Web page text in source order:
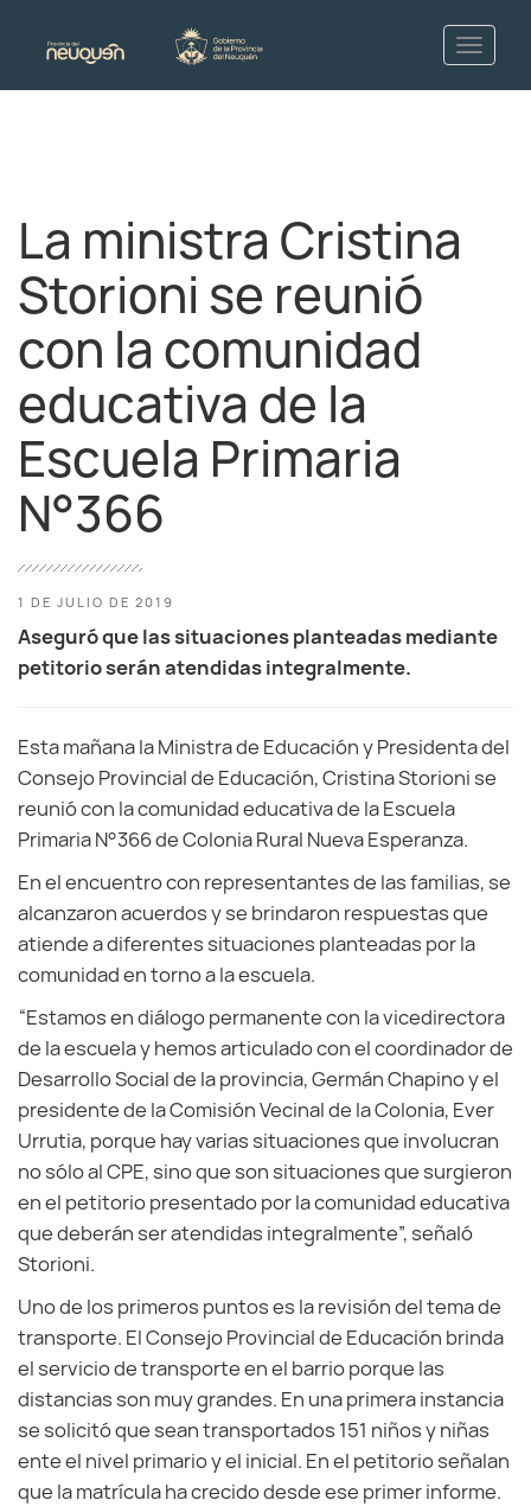
La ministra Cristina
Storioni se reunió
con la comunidad
educativa de la
Escuela Primaria
N°366
1 DE JULIO DE 2019
Aseguró que las situaciones planteadas mediante
petitorio serán atendidas integralmente.
Esta mañana la Ministra de Educación y Presidenta del
Consejo Provincial de Educación, Cristina Storioni se
reunió con la comunidad educativa de la Escuela
Primaria N°366 de Colonia Rural Nueva Esperanza.
En el encuentro con representantes de las familias, se
alcanzaron acuerdos y se brindaron respuestas que
atiende a diferentes situaciones planteadas por la
comunidad en torno a la escuela.
“Estamos en diálogo permanente con la vicedirectora
de la escuela y hemos articulado con el coordinador de
Desarrollo Social de la provincia, Germán Chapino y el
presidente de la Comisión Vecinal de la Colonia, Ever
Urrutia, porque hay varias situaciones que involucran
no sólo al CPE, sino que son situaciones que surgieron
en el petitorio presentado por la comunidad educativa
que deberán ser atendidas integralmente”, señaló
Storioni.
Uno de los primeros puntos es la revisión del tema de
transporte. El Consejo Provincial de Educación brinda
el servicio de transporte en el barrio porque las
distancias son muy grandes. En una primera instancia
se solicitó que sean transportados 151 niños y niñas
ente el nivel primario y el inicial. En el petitorio señalan
que la matrícula ha crecido desde ese primer informe.